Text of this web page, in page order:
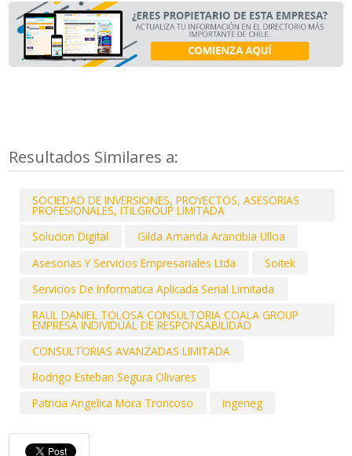
Resultados Similares a:
SOCIEDAD DE INVERSIONES, PROYECTOS, ASESORIAS
PROFESIONALES, ITILGROUP LIMITADA
Solucion Digital
Gilda Amanda Arancibia Ulloa
Asesorias Y Servicios Empresariales Ltda
Soitek
Servicios De Informatica Aplicada Serial Limitada
RAUL DANIEL TOLOSA CONSULTORIA COALA GROUP
EMPRESA INDIVIDUAL DE RESPONSABILIDAD
CONSULTORIAS AVANZADAS LIMITADA
Rodrigo Esteban Segura Olivares
Patricia Angelica Mora Troncoso
Ingeneg